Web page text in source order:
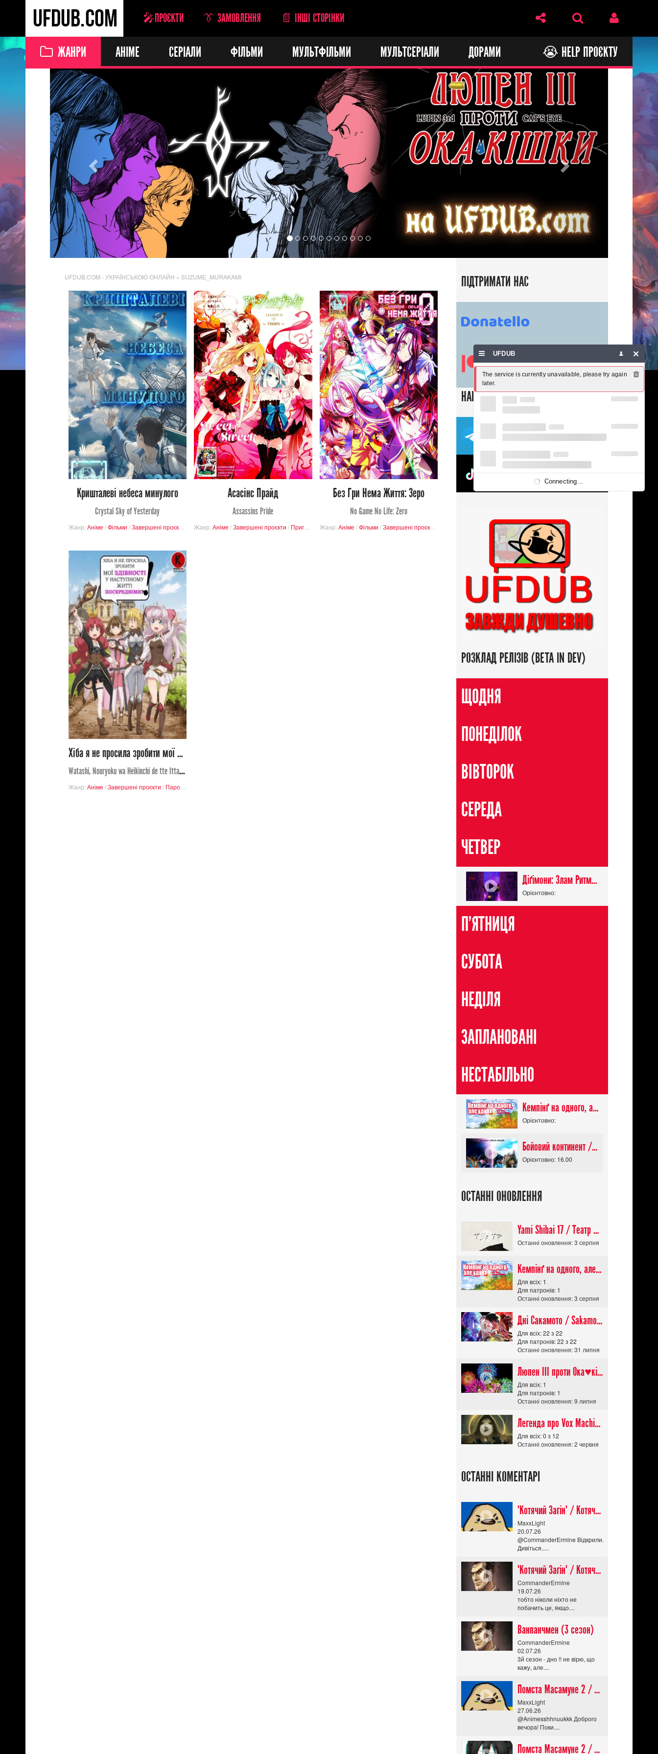
🎤ПРОЄКТИ 👔 ЗАМОВЛЕННЯ 📄 ІНШІ СТОРІНКИ
ЖАНРИ АНІМЕ СЕРІАЛИ ФІЛЬМИ МУЛЬТФІЛЬМИ МУЛЬТСЕРІАЛИ ДОРАМИ 😭 HELP ПРОЄКТУ
Previous Next
UFDUB.COM - УКРАЇНСЬКОЮ ОНЛАЙН » SUZUME_MURAKAMI
1 791
Переглядів
0 6
Кришталеві небеса минулого
Crystal Sky of Yesterday
Жанр: Аніме /Фільми /Завершені проєкти Буденність/Романтика/Школа/Драма
5 201
Переглядів
1 15
Асасінс Прайд
Assassins Pride
Жанр:Аніме /Завершені проєкти / Пригоди Фантастика/Школа/ Війна
3 788
Переглядів
2 21
Без Гри Нема Життя: Зеро
No Game No Life: Zero
Жанр: Аніме /Фільми /Завершені проєкти Війна/Драма
4 576
Переглядів
4 56
Хіба я не просила зробити мої здібності у наступному житті посередніми?!
Watashi, Nouryoku wa Heikinchi de tte Itta yo ne!
Жанр: Аніме /Завершені проєкти / Пародія
ПІДТРИМАТИ НАС
НАШІ СОЦ. МЕРЕЖІ
ТЕЛЕГРАМ
UFDUBTOK
РОЗКЛАД РЕЛІЗІВ (BETA IN DEV)
ЩОДНЯ
ПОНЕДІЛОК
ВІВТОРОК
СЕРЕДА
ЧЕТВЕР
Діґімони: Злам Ритму / Digimon Beatbreak
Орієнтовно:
П'ЯТНИЦЯ
СУБОТА
НЕДІЛЯ
ЗАПЛАНОВАНІ
НЕСТАБІЛЬНО
Кемпінґ на одного, але удвох / Futari Solo Camp
Орієнтовно:
Бойовий континент / Douluo Dalu
Орієнтовно: 16.00
ОСТАННІ ОНОВЛЕННЯ
Yami Shibai 17 / Театр Мороку 17
Останні оновлення: 3 серпня
Кемпінґ на одного, але удвох / Futari Solo Camp
Для всіх: 1
Для патронів: 1
Останні оновлення: 3 серпня
Дні Сакамото / Sakamoto Days (Сезон 1)
Для всіх: 22 з 22
Для патронів: 22 з 22
Останні оновлення: 31 липня
Люпен ІІІ проти Ока♥кішки / Lupin III vs Cats Eye Movie
Для всіх: 1
Для патронів: 1
Останні оновлення: 9 липня
Легенда про Vox Machina The Legend of Vox Machina (Сезон 4)
Для всіх: 0 з 12
Останні оновлення: 2 червня
ОСТАННІ КОМЕНТАРІ
"Котячий Загін" / Котячий апокаліпсис / Cat Shit One
MaxxLight
20.07.26
@CommanderErmine Відкрили.
Дивіться.....
"Котячий Загін" / Котячий апокаліпсис / Cat Shit One
CommanderErmine
19.07.26
тобто ніколи ніхто не
побачить це, якщо....
Ванпанчмен (3 сезон)
CommanderErmine
02.07.26
3й сезон - дно !! не вірю, що
кажу, але....
Помста Масамуне 2 / Masamune-kun no Revenge R
MaxxLight
27.06.26
@Animesshhnuukkk Доброго
вечора! Поки....
Помста Масамуне 2 / Masamune-kun no Revenge R
UFDUB
The service is currently unavailable, please try again
later.
Connecting...